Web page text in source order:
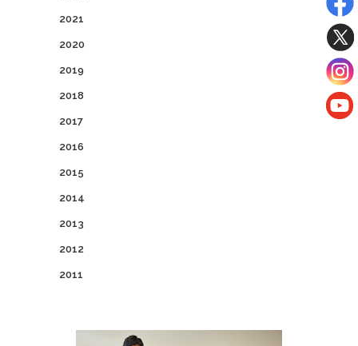
2021
2020
2019
2018
2017
2016
2015
2014
2013
2012
2011